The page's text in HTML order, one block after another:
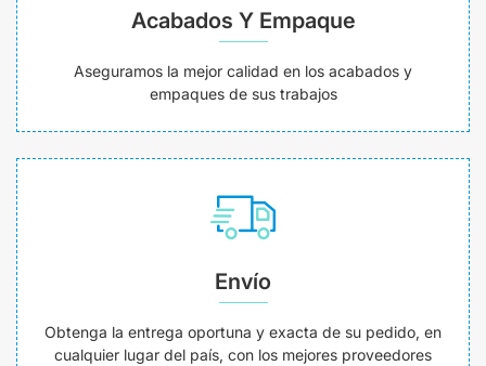
Acabados Y Empaque
Aseguramos la mejor calidad en los acabados y
empaques de sus trabajos
Envío
Obtenga la entrega oportuna y exacta de su pedido, en
cualquier lugar del país, con los mejores proveedores